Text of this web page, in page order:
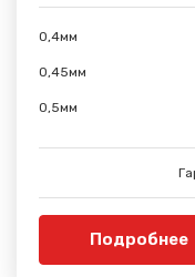
0,4мм
0,45мм
0,5мм
Подробнее
Спасибо за